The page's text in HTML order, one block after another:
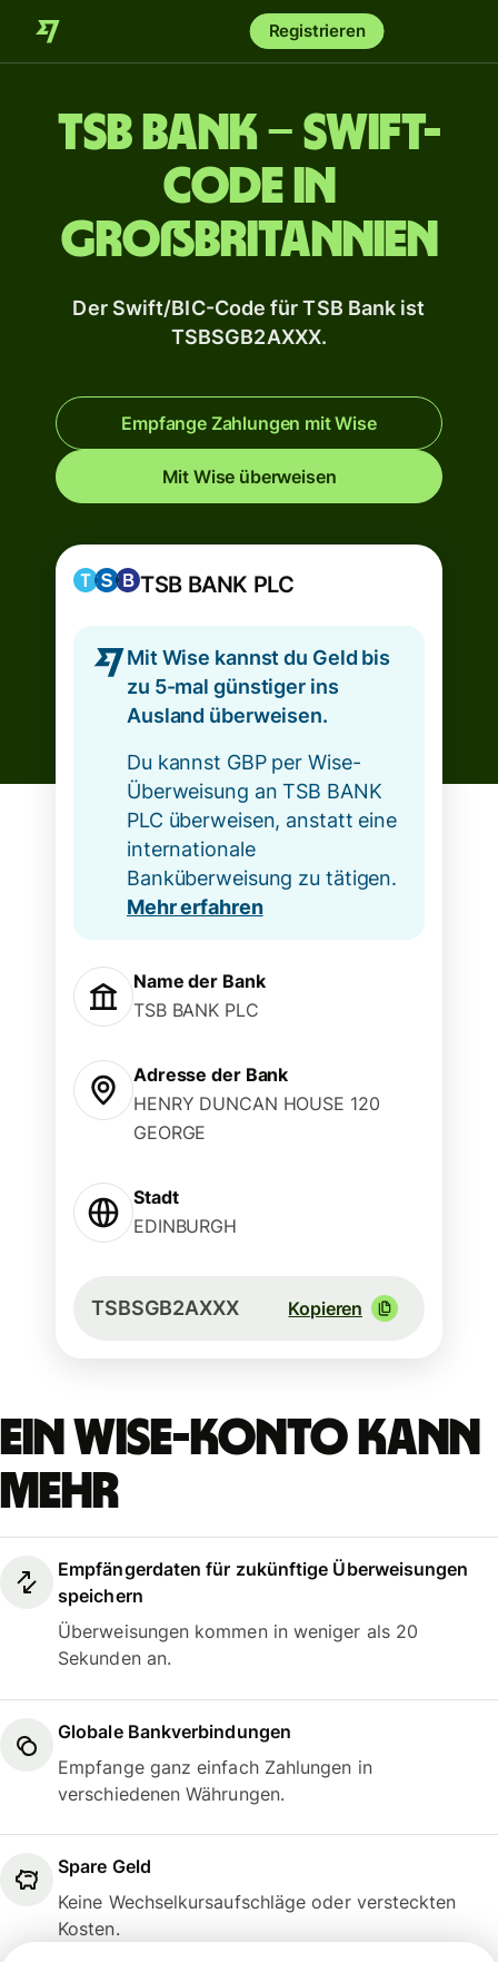
Registrieren
TSB Bank – Swift-
Code in
Großbritannien
Der Swift/BIC-Code für TSB Bank ist
TSBSGB2AXXX.
Empfange Zahlungen mit Wise
Mit Wise überweisen
TSB BANK PLC
Mit Wise kannst du Geld bis
zu 5-mal günstiger ins
Ausland überweisen.
Du kannst GBP per Wise-
Überweisung an TSB BANK
PLC überweisen, anstatt eine
internationale
Banküberweisung zu tätigen.
Mehr erfahren
Name der Bank
TSB BANK PLC
Adresse der Bank
HENRY DUNCAN HOUSE 120
GEORGE
Stadt
EDINBURGH
TSBSGB2AXXX Kopieren
Ein Wise-Konto kann
mehr
Empfängerdaten für zukünftige Überweisungen
speichern
Überweisungen kommen in weniger als 20
Sekunden an.
Globale Bankverbindungen
Empfange ganz einfach Zahlungen in
verschiedenen Währungen.
Spare Geld
Keine Wechselkursaufschläge oder versteckten
Kosten.